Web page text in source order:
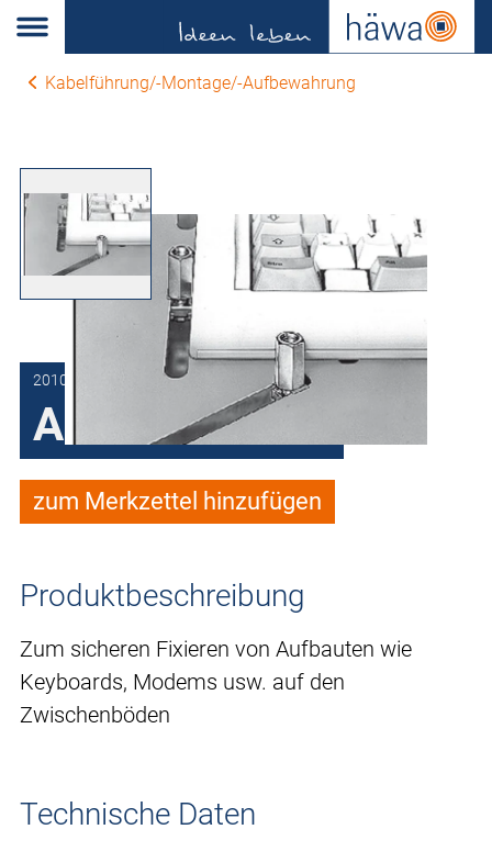
Kabelführung/-Montage/-Aufbewahrung
2010-7216-01-51
Arretierbolzen
zum Merkzettel hinzufügen
Produktbeschreibung
Zum sicheren Fixieren von Aufbauten wie
Keyboards, Modems usw. auf den
Zwischenböden
Technische Daten